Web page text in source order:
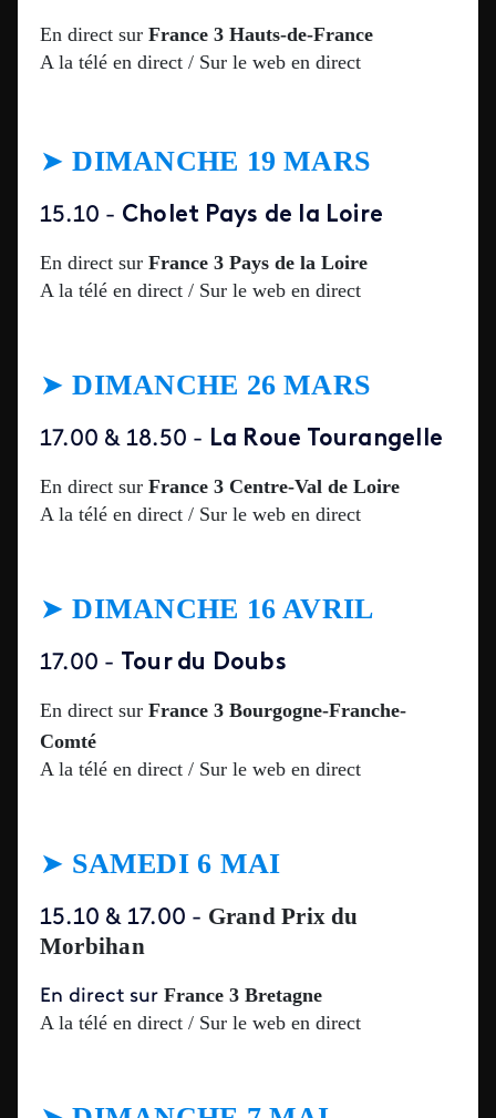
En direct sur France 3 Hauts-de-France
A la télé en direct / Sur le web en direct
➤DIMANCHE 19 MARS
15.10 - Cholet Pays de la Loire
En direct sur France 3 Pays de la Loire
A la télé en direct / Sur le web en direct
➤DIMANCHE 26 MARS
17.00 & 18.50 - La Roue Tourangelle
En direct sur France 3 Centre-Val de Loire
A la télé en direct / Sur le web en direct
➤DIMANCHE 16 AVRIL
17.00 - Tour du Doubs
En direct sur France 3 Bourgogne-Franche-
Comté
A la télé en direct / Sur le web en direct
➤ SAMEDI 6 MAI
15.10 & 17.00 - Grand Prix du
Morbihan
En direct sur France 3 Bretagne
A la télé en direct / Sur le web en direct